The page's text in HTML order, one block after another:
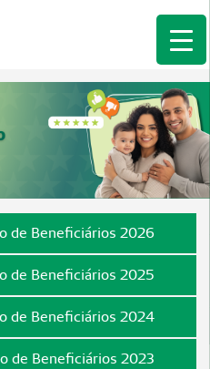
de Beneficiários 2026
de Beneficiários 2025
de Beneficiários 2024
de Beneficiários 2023